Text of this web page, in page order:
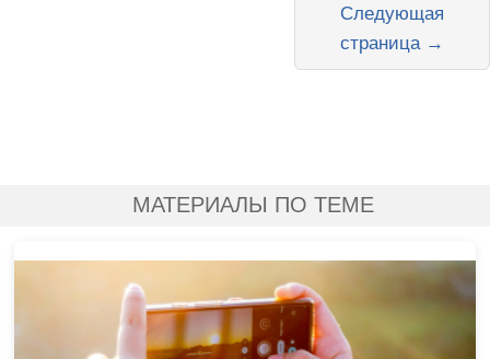
Следующая
страница →
МАТЕРИАЛЫ ПО ТЕМЕ